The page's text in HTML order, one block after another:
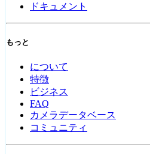
ドキュメント
もっと
について
特徴
ビジネス
FAQ
カメラデータベース
コミュニティ